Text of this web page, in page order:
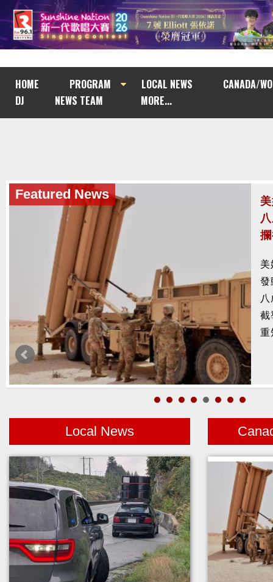
HOME PROGRAM LOCAL NEWS
CANADA/
DJ
NEWS TEAM MORE...
Featured News
發
截
重
Featured News
亡
示
空
亡
Local News